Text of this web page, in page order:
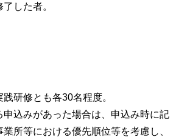
した者。
践研修とも各30名程度。
申込みがあった場合は、申込み時に記
所等における優先順位等を考慮し、